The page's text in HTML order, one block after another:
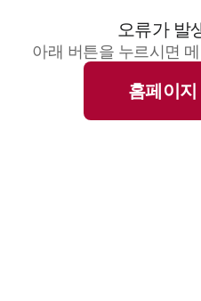
오류가 발
아래 버튼을 누르시면
홈페이